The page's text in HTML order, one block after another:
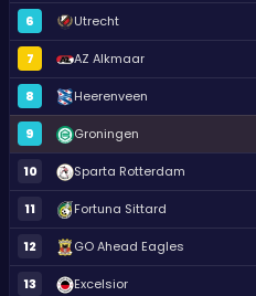
6 Utrecht
7 AZ Alkmaar
8 Heerenveen
9 Groningen
10 Sparta Rotterdam
11 Fortuna Sittard
12 GO Ahead Eagles
13 Excelsior